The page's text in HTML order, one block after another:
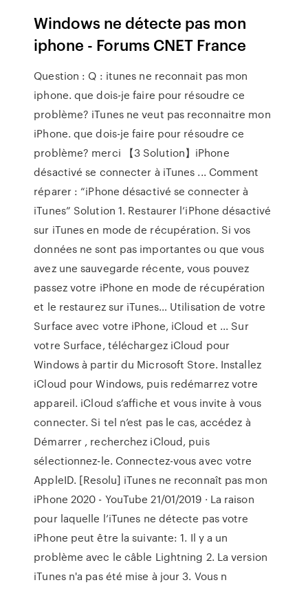
Windows ne détecte pas mon
iphone - Forums CNET France
Question : Q : itunes ne reconnait pas mon
iphone. que dois-je faire pour résoudre ce
problème? iTunes ne veut pas reconnaitre mon
iPhone. que dois-je faire pour résoudre ce
problème? merci 【3 Solution】iPhone
désactivé se connecter à iTunes ... Comment
réparer : “iPhone désactivé se connecter à
iTunes” Solution 1. Restaurer l’iPhone désactivé
sur iTunes en mode de récupération. Si vos
données ne sont pas importantes ou que vous
avez une sauvegarde récente, vous pouvez
passez votre iPhone en mode de récupération
et le restaurez sur iTunes… Utilisation de votre
Surface avec votre iPhone, iCloud et ... Sur
votre Surface, téléchargez iCloud pour
Windows à partir du Microsoft Store. Installez
iCloud pour Windows, puis redémarrez votre
appareil. iCloud s’affiche et vous invite à vous
connecter. Si tel n’est pas le cas, accédez à
Démarrer , recherchez iCloud, puis
sélectionnez-le. Connectez-vous avec votre
AppleID. [Resolu] iTunes ne reconnaît pas mon
iPhone 2020 - YouTube 21/01/2019 · La raison
pour laquelle l’iTunes ne détecte pas votre
iPhone peut être la suivante: 1. Il y a un
problème avec le câble Lightning 2. La version
iTunes n'a pas été mise à jour 3. Vous n